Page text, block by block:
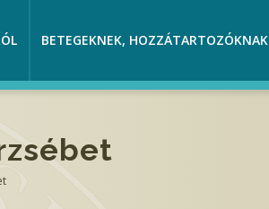
BETEGEKNEK, HOZZÁTARTOZÓKNAK